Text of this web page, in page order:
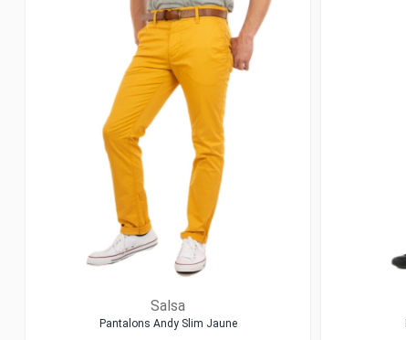
Salsa
Pantalons Andy Slim Jaune